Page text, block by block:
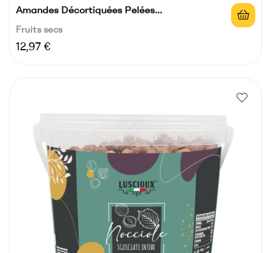
Amandes Décortiquées Pelées...
Fruits secs
Prix
12,97 €